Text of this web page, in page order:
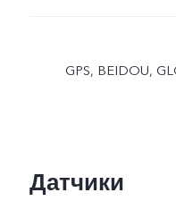
GPS, BEIDOU,
Датчики